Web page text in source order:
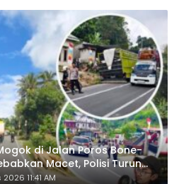
di Jalan Poros Bone-
Macet, Polisi Turun
11:41 AM